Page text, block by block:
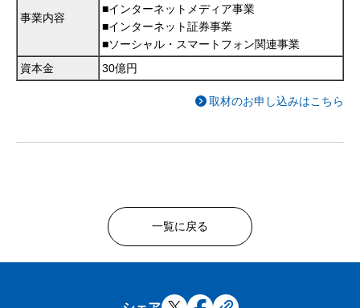
事業内容
■インターネットメディア事業
■インターネット証券事業
■ソーシャル・スマートフォン関連事業
資本金
30億円
取材のお申し込みはこちら
一覧に戻る